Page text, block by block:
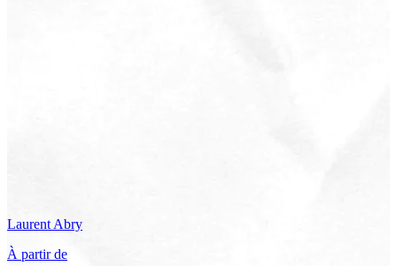
Laurent Abry
À partir de